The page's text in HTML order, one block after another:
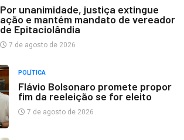
Por unanimidade, justiça extingue
ação e mantém mandato de vereador
de Epitaciolândia
7 de agosto de 2026
POLÍTICA
Flávio Bolsonaro promete propor
fim da reeleição se for eleito
7 de agosto de 2026